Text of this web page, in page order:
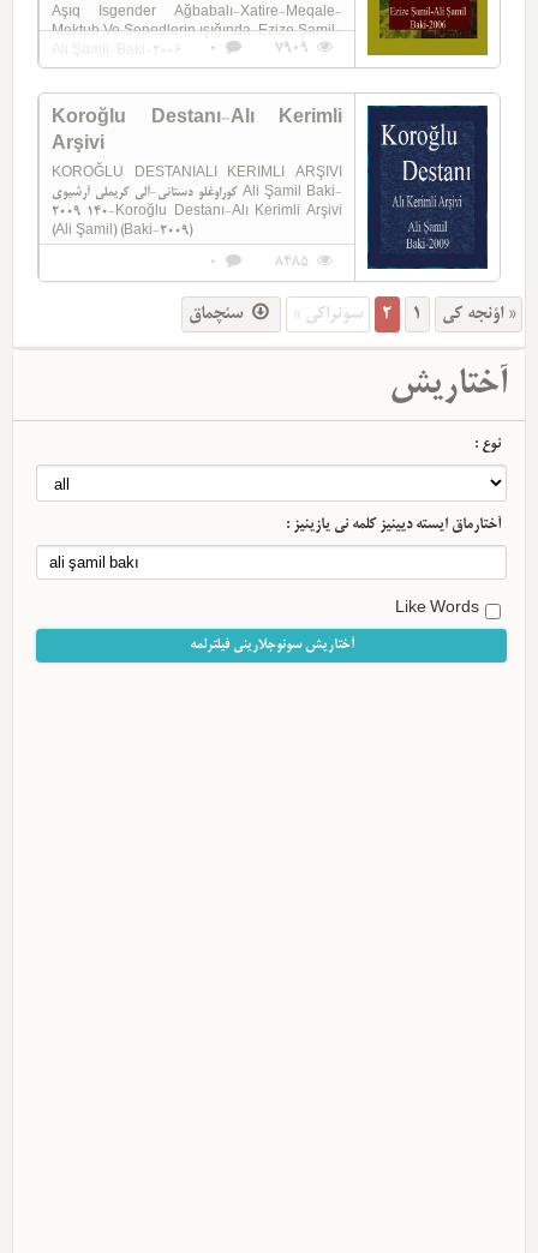
Aşıq Isgender Ağbabalı-Xatire-Meqale-
Mektub Ve Senedlerin ışığında-Ezize Şamil-
7909
0
Koroğlu Destanı-Alı Kerimli
Arşivi
KOROĞLU DESTANIALI KERIMLI ARŞIVI
کوراوغلو دستانی-آلی کریملی آرشیوی Ali Şamil Baki-
2009 140-Koroğlu Destanı-Alı Kerimli Arşivi
(Ali Şamil) (Baki-2009)
8485
0
« اؤنجه کی 1
2 سونراکی » سئچماق
آختاریش
نوع :
آختارماق ایسته دیینیز کلمه نی یازینیز :
Like Words